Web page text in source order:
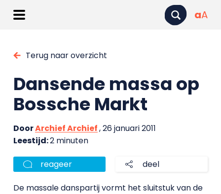
aA
Terug naar overzicht
Dansende massa op
Bossche Markt
DoorArchief Archief, 26 januari 2011
Leestijd:2 minuten
reageer deel
De massale danspartij vormt het sluitstuk van de